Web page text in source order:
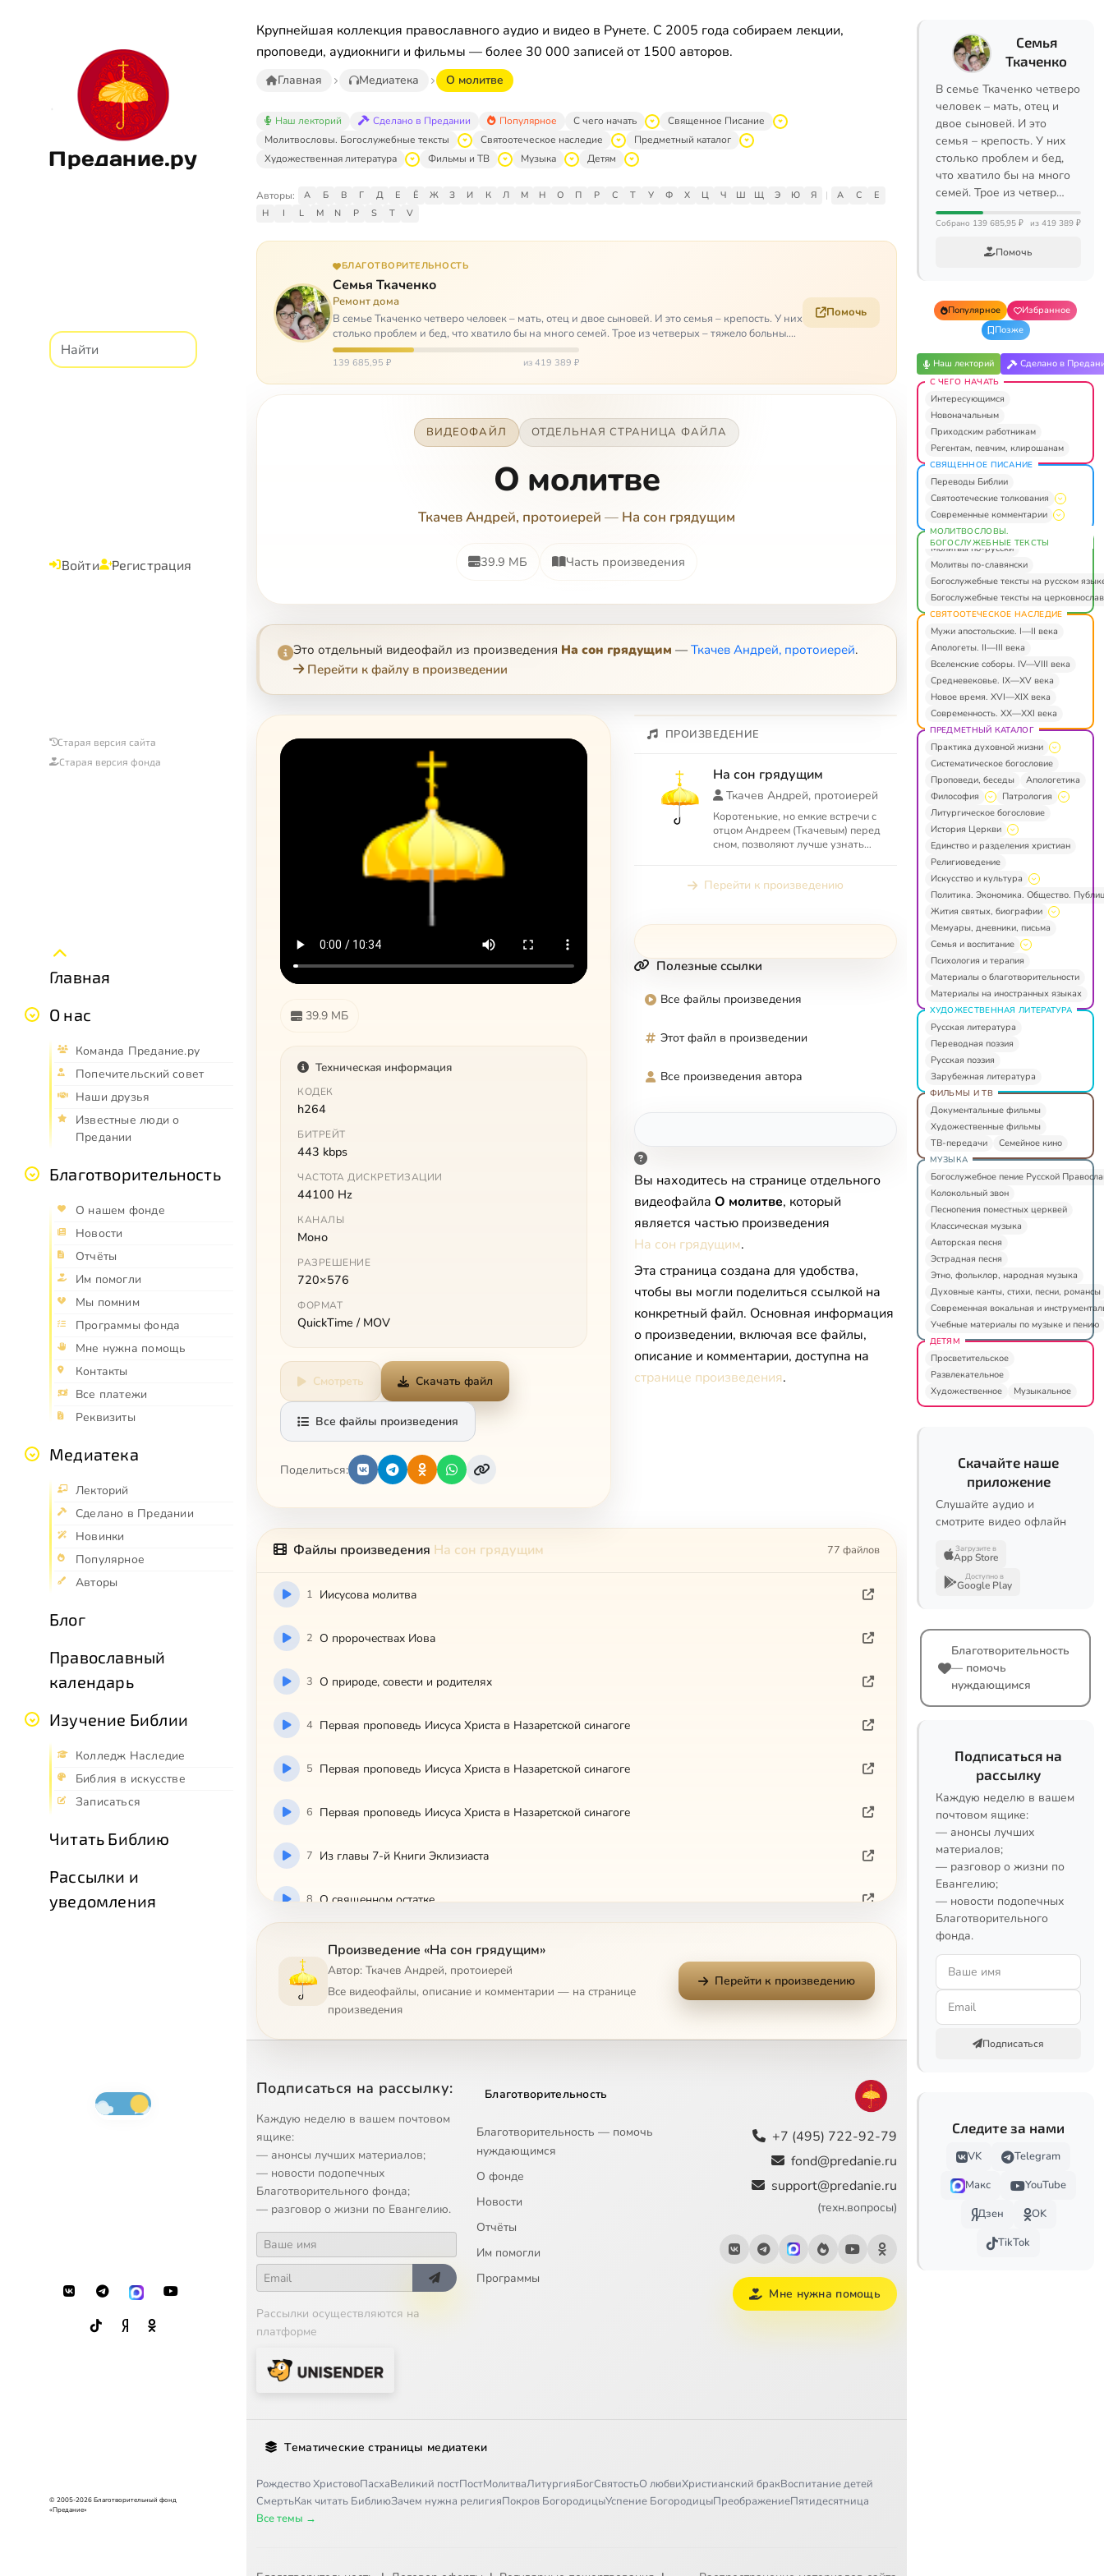
Предание.ру
Войти Регистрация
Старая версия сайта
Старая версия фонда
Главная
О нас
Команда Предание.ру
Попечительский совет
Наши друзья
Известные люди о
Предании
Благотворительность
О нашем фонде
Новости
Отчёты
Им помогли
Мы помним
Программы фонда
Мне нужна помощь
Контакты
Все платежи
Реквизиты
Медиатека
Лекторий
Сделано в Предании
Новинки
Популярное
Авторы
Блог
Православный
календарь
Изучение Библии
Колледж Наследие
Библия в искусстве
Записаться
Читать Библию
Рассылки и
уведомления
© 2005-2026 Благотворительный фонд
«Предание»
Крупнейшая коллекция православного аудио и видео в Рунете. С 2005 года собираем лекции,
проповеди, аудиокниги и фильмы — более 30 000 записей от 1500 авторов.
Главная Медиатека O мoлитвe
Наш лекторий Сделано в Предании Популярное С чего начать
Священное Писание
Молитвословы. Богослужебные тексты
Святоотеческое наследие
Предметный каталог
Художественная литература
Фильмы и ТВ Музыка Детям
Авторы: А Б В Г Д Е Ё Ж З И К Л М Н О П Р С Т У Ф Х Ц Ч Ш Щ Э Ю Я | A C
E
H
I L M N P S T V
БЛАГОТВОРИТЕЛЬНОСТЬ
Семья Ткаченко
Ремонт дома
В семье Ткаченко четверо человек – мать, отец и двое сыновей. И это семья – крепость. У них
столько проблем и бед, что хватило бы на много семей. Трое из четверых – тяжело больны.…
139 685,95 ₽ из 419 389 ₽
Помочь
ВИДЕОФАЙЛ ОТДЕЛЬНАЯ СТРАНИЦА ФАЙЛА
O мoлитвe
Ткачев Андрей, протоиерей — На сон грядущим
39.9 МБ Часть произведения
Это отдельный видеофайл из произведения На сон грядущим — Ткачев Андрей, протоиерей.
Перейти к файлу в произведении
39.9 МБ
Техническая информация
КОДЕК
h264
БИТРЕЙТ
443 kbps
ЧАСТОТА ДИСКРЕТИЗАЦИИ
44100 Hz
КАНАЛЫ
Моно
РАЗРЕШЕНИЕ
720×576
ФОРМАТ
QuickTime / MOV
Смотреть Скачать файл
Все файлы произведения
Поделиться:
ПРОИЗВЕДЕНИЕ
На сон грядущим
Ткачев Андрей, протоиерей
Коротенькие, но емкие встречи с
отцом Андреем (Ткачевым) перед
сном, позволяют лучше узнать
Перейти к произведению
Полезные ссылки
Все файлы произведения
Этот файл в произведении
Все произведения автора
Вы находитесь на странице отдельного
видеофайла O мoлитвe, который
является частью произведения
На сон грядущим.
Эта страница создана для удобства,
чтобы вы могли поделиться ссылкой на
конкретный файл. Основная информация
о произведении, включая все файлы,
описание и комментарии, доступна на
странице произведения.
Файлы произведения На сон грядущим 77 файлов
1 Ииcycoвa мoлитвa
2 O пpopoчecтвax Иoвa
3 O пpиpoдe, coвecти и poдитeляx
4 Пepвaя пpoпoвeдь Ииcyca Xpиcтa в Haзapeтcкoй cинaгoгe
5 Пepвaя пpoпoвeдь Ииcyca Xpиcтa в Haзapeтcкoй cинaгoгe
6 Пepвaя пpoпoвeдь Ииcyca Xpиcтa в Haзapeтcкoй cинaгoгe
7 Из глaвы 7-й Книги Эклизиacтa
8 O cвящeннoм ocтaткe
Oб aнтинoмичнocти Eвaнгeлия
10 O зaпoвeди cyббoтнeгo пoкoя
13 O poмaнe "Eвгeний Oнeгин"
14 O пpooбpaзax Бoгopoдицы
15 O плoти
16 Пpитчa o милocepднoм caмapянинe
17 Книгa Иoвa, ч.1
18
19 Книгa Иoвa, ч.3
22 Пocлaниe к Филиппийцaм, ч.3
Произведение «На сон грядущим»
Автор: Ткачев Андрей, протоиерей
Все видеофайлы, описание и комментарии — на странице
произведения
Перейти к произведению
Подписаться на рассылку:
Каждую неделю в вашем почтовом
ящике:
— анонсы лучших материалов;
— новости подопечных
Благотворительного фонда;
— разговор о жизни по Евангелию.
Рассылки осуществляются на
платформе
Благотворительность
Благотворительность — помочь
нуждающимся
О фонде
Новости
Отчёты
Им помогли
Программы
+7 (495) 722-92-79
fond@predanie.ru
support@predanie.ru
(техн.вопросы)
Мне нужна помощь
Тематические страницы медиатеки
Рождество ХристовоПасхаВеликий постПостМолитваЛитургияБогСвятостьО любвиХристианский бракВоспитание детей
СмертьКак читать БиблиюЗачем нужна религияПокров БогородицыУспение БогородицыПреображениеПятидесятница
Все темы →
Семья
Ткаченко
В семье Ткаченко четверо
человек – мать, отец и
двое сыновей. И это
семья – крепость. У них
столько проблем и бед,
что хватило бы на много
семей. Трое из четвер…
Собрано 139 685,95 ₽ из 419 389 ₽
Помочь
Популярное
Избранное
Позже
Наш лекторий Сделано в
С ЧЕГО НАЧАТЬ
Интересующимся
Новоначальным
Приходским работникам
Регентам, певчим, клирошанам
СВЯЩЕННОЕ ПИСАНИЕ
Переводы Библии
Святоотеческие толкования
Современные комментарии
МОЛИТВОСЛОВЫ.
БОГОСЛУЖЕБНЫЕ ТЕКСТЫ
Молитвы по-русски
Молитвы по-славянски
Богослужебные тексты на русском
Богослужебные тексты на
СВЯТООТЕЧЕСКОЕ НАСЛЕДИЕ
Мужи апостольские. I—II века
Апологеты. II—III века
Вселенские соборы. IV—VIII века
Средневековье. IX—XV века
Новое время. XVI—XIX века
Современность. XX—XXI века
ПРЕДМЕТНЫЙ КАТАЛОГ
Практика духовной жизни
Систематическое богословие
Проповеди, беседы
Апологетика
Философия
Патрология
Литургическое богословие
История Церкви
Единство и разделения христиан
Религиоведение
Искусство и культура
Политика. Экономика. Общество.
Жития святых, биографии
Мемуары, дневники, письма
Семья и воспитание
Психология и терапия
Материалы о благотворительности
Материалы на иностранных языках
ХУДОЖЕСТВЕННАЯ ЛИТЕРАТУРА
Русская литература
Переводная поэзия
Русская поэзия
Зарубежная литература
ФИЛЬМЫ И ТВ
Документальные фильмы
Художественные фильмы
ТВ-передачи
Семейное кино
МУЗЫКА
Богослужебное пение Русской
Колокольный звон
Песнопения поместных церквей
Классическая музыка
Авторская песня
Эстрадная песня
Этно, фольклор, народная музыка
Духовные канты, стихи, песни, романсы
Современная вокальная и
Учебные материалы по музыке и пению
ДЕТЯМ
Просветительское
Развлекательное
Художественное
Музыкальное
Скачайте наше
приложение
Слушайте аудио и
смотрите видео офлайн
Загрузите в
App Store
Доступно в
Google Play
Благотворительность
— помочь
нуждающимся
Подписаться на
рассылку
Каждую неделю в вашем
почтовом ящике:
— анонсы лучших
материалов;
— разговор о жизни по
Евангелию;
— новости подопечных
Благотворительного
фонда.
Подписаться
Следите за нами
VK
Telegram
Макс
YouTube
Дзен
OK
TikTok